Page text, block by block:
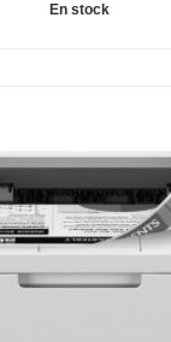
En stock